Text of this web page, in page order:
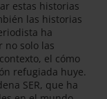
estas historias
las historias
ha
no solo las
el cómo
refugiada huye.
SER, que ha